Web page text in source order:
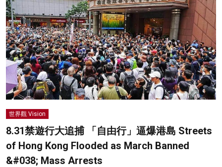
世界觀 Vision
8.31禁遊行大追捕 「自由行」逼爆港島 Streets
of Hong Kong Flooded as March Banned
&#038; Mass Arrests